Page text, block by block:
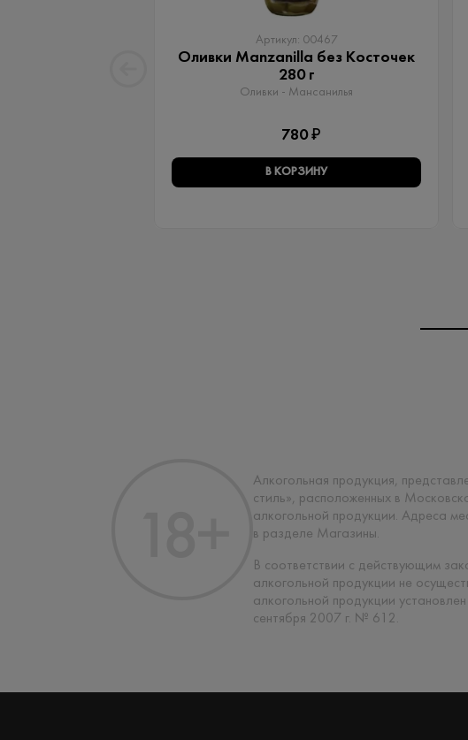
Артикул: 00467
Оливки Manzanilla без Косточек
280 г
Оливки - Мансанилья
780 ₽
В КОРЗИНУ
Алкогольная продукция,
стиль», расположенных в
алкогольной продукции. Адреса
в разделе Магазины.
В соответствии с действующим
алкогольной продукции не
алкогольной продукции
сентября 2007 г. № 612.